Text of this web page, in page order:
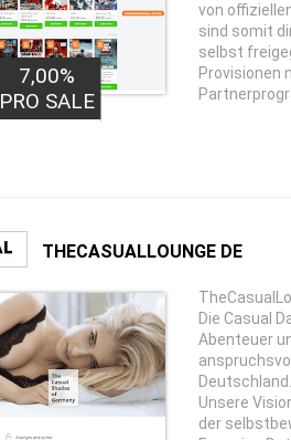
7,00%
PRO SALE
von
sind somit
selbst
Provisionen
THECASUALLOUNGE DE
Die Casual
Abenteuer
Unsere
der